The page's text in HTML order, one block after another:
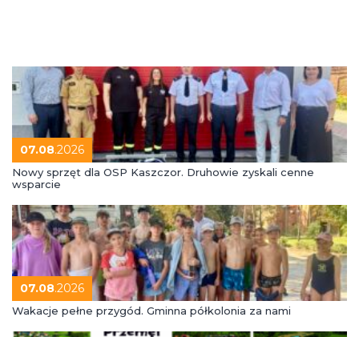
07.08.2026
Nowy sprzęt dla OSP Kaszczor. Druhowie zyskali cenne
wsparcie
07.08.2026
Wakacje pełne przygód. Gminna półkolonia za nami